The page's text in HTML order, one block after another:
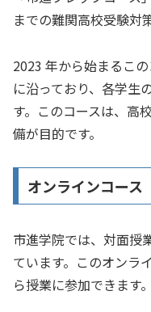
までの難関高校受験対
2023 年から始まるこ
に沿っており、各学生
す。このコースは、高
備が目的です。
オンラインコース
市進学院では、対面授
ています。このオンラ
ら授業に参加できます。